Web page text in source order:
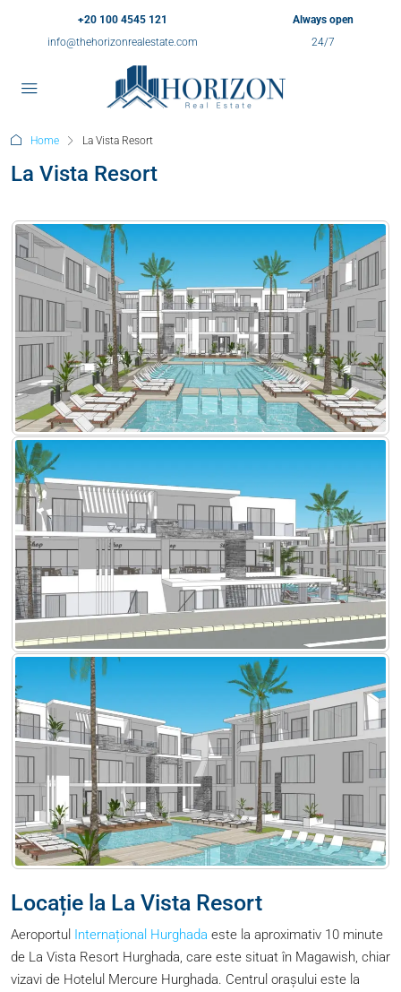
+20 100 4545 121
info@thehorizonrealestate.com
Always open
24/7
Home La Vista Resort
La Vista Resort
Locație la La Vista Resort
Aeroportul Internațional Hurghada este la aproximativ 10 minute
de La Vista Resort Hurghada, care este situat în Magawish, chiar
vizavi de Hotelul Mercure Hurghada. Centrul orașului este la